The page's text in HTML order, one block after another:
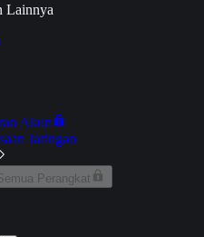
Lainnya
Akun
Jaringan
Perangkat